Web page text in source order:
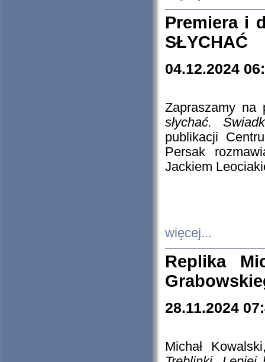
Premiera i
SŁYCHAĆ
04.12.2024
Zapraszamy
słychać.
publikacji
Persak
Jackiem
więcej...
Replika
28.11.2024
Michał